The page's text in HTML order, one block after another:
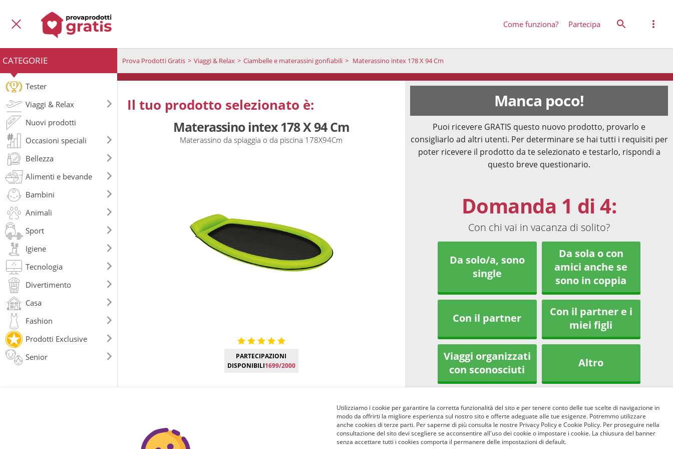
Come funziona? Partecipa
CATEGORIE
Tester
Viaggi & Relax
Nuovi prodotti
Occasioni speciali
Bellezza
Alimenti e bevande
Bambini
Animali
Sport
Igiene
Tecnologia
Divertimento
Casa
Fashion
Prodotti Exclusive
Senior
Prova Prodotti Gratis Viaggi & Relax Ciambelle e materassini gonfiabili Materassino intex 178 X 94 Cm
Il tuo prodotto selezionato è:
Materassino intex 178 X 94 Cm
Materassino da spiaggia o da piscina 178X94Cm
PARTECIPAZIONI
DISPONIBILI1699/2000
Manca poco!
Puoi ricevere GRATIS questo nuovo prodotto, provarlo e
consigliarlo ad altri utenti. Per determinare se hai tutti i requisiti per
poter ricevere il prodotto da te selezionato e testarlo, rispondi a
questo breve questionario.
Domanda 1 di 4:
Con chi vai in vacanza di solito?
Da solo/a, sono
single
Da sola o con
amici anche se
sono in coppia
Con il partner
Con il partner e i
miei figli
Viaggi organizzati
con sconosciuti
Altro
Utilizziamo i cookie per garantire la corretta funzionalità del sito e per tenere conto delle tue scelte di navigazione in
modo da offrirti la migliore esperienza sul nostro sito e offerte adeguate alle tue esigenze. Potremmo utilizzare
anche cookies di terze parti. Per saperne di più consulta le nostre Privacy Policy e Cookie Policy. Per proseguire nella
consultazione del sito devi scegliere se acconsentire all'uso dei cookie o impostare i cookie. La chiusura del banner
senza accettare tutti i cookies comporta il permanere delle impostazioni di default.